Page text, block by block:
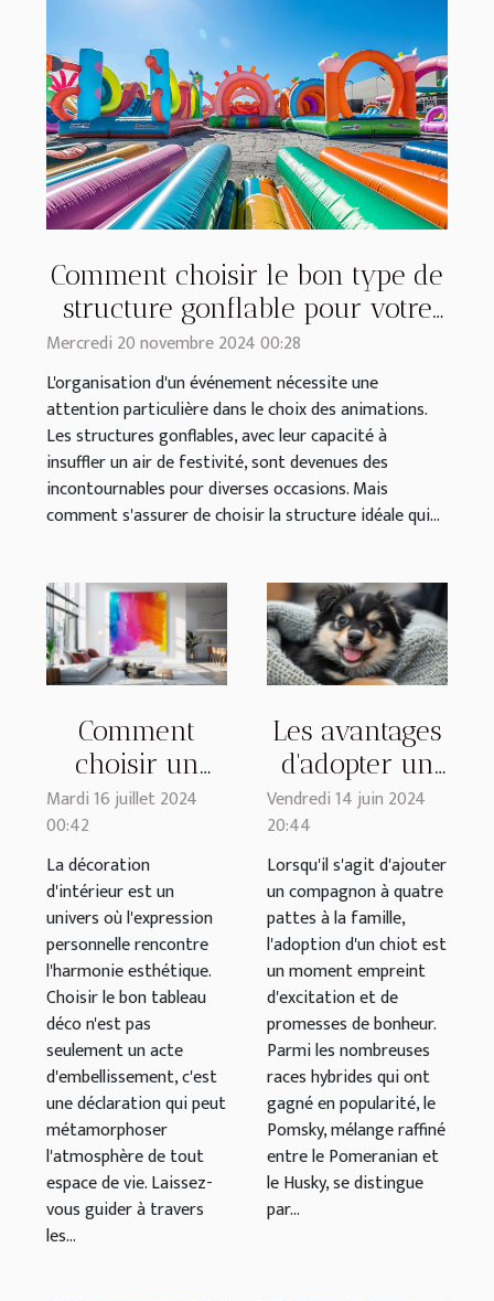
Comment choisir le bon type de
structure gonflable pour votre
événement
Mercredi 20 novembre 2024 00:28
L'organisation d'un événement nécessite une
attention particulière dans le choix des animations.
Les structures gonflables, avec leur capacité à
insuffler un air de festivité, sont devenues des
incontournables pour diverses occasions. Mais
comment s'assurer de choisir la structure idéale qui...
Comment
choisir un
tableau déco
transforme
votre intérieur
Mardi 16 juillet 2024
00:42
La décoration
d'intérieur est un
univers où l'expression
personnelle rencontre
l'harmonie esthétique.
Choisir le bon tableau
déco n'est pas
seulement un acte
d'embellissement, c'est
une déclaration qui peut
métamorphoser
l'atmosphère de tout
espace de vie. Laissez-
vous guider à travers
les...
Les avantages
d'adopter un
chiot Pomsky
auprès d'un
élevage
familial dédié
Vendredi 14 juin 2024
20:44
Lorsqu'il s'agit d'ajouter
un compagnon à quatre
pattes à la famille,
l'adoption d'un chiot est
un moment empreint
d'excitation et de
promesses de bonheur.
Parmi les nombreuses
races hybrides qui ont
gagné en popularité, le
Pomsky, mélange raffiné
entre le Pomeranian et
le Husky, se distingue
par...